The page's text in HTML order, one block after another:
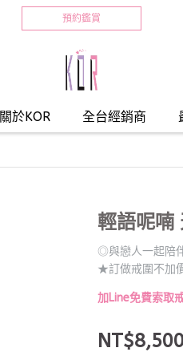
預約鑑賞
關於KOR 全台經銷商
輕語呢喃
◎與戀人一起陪
★訂做戒圍不加
加Line免費索取